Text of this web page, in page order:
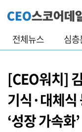
전체뉴스 심
[CEO워치]
기식·대체식
‘성장 가속화’